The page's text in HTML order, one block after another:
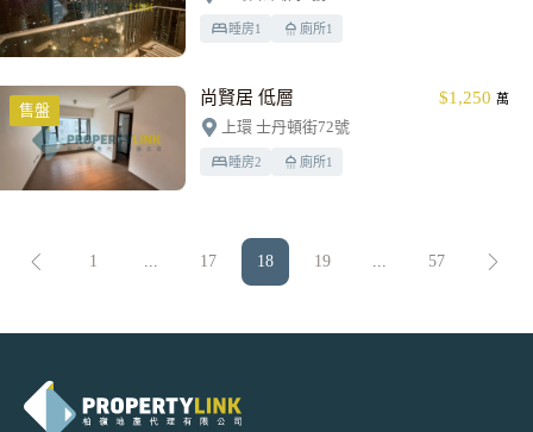
睡房1 廁所1
售盤
尚賢居 低層 $1,250 萬
上環 士丹頓街72號
睡房2 廁所1
1 ... 17 18 19 ... 57